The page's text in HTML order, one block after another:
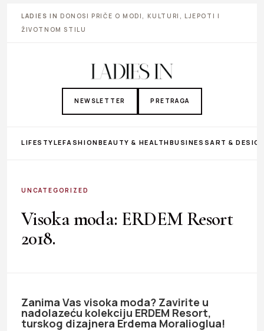
LADIES IN DONOSI PRIČE O MODI, KULTURI, LJEPOTI I
ŽIVOTNOM STILU
NEWSLETTER PRETRAGA
LIFESTYLEFASHIONBEAUTY & HEALTHBUSINESS ART &
UNCATEGORIZED
Visoka moda: ERDEM Resort
2018.
Zanima Vas visoka moda? Zavirite u
nadolazeću kolekciju ERDEM Resort,
turskog dizajnera Erdema Moralioglua!